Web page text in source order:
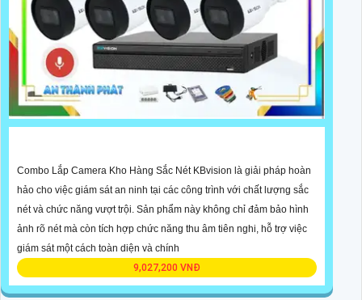
Combo Lắp Camera Kho Hàng Sắc Nét KBvision là giải pháp hoàn
hảo cho việc giám sát an ninh tại các công trình với chất lượng sắc
nét và chức năng vượt trội. Sản phẩm này không chỉ đảm bảo hình
ảnh rõ nét mà còn tích hợp chức năng thu âm tiên nghi, hỗ trợ việc
giám sát một cách toàn diện và chính
9,027,200 VNĐ